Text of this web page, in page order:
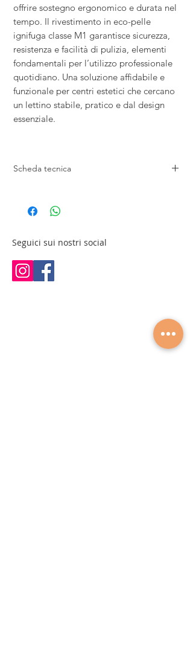
offrire sostegno ergonomico e durata nel
tempo. Il rivestimento in eco-pelle
ignifuga classe M1 garantisce sicurezza,
resistenza e facilità di pulizia, elementi
fondamentali per l’utilizzo professionale
quotidiano. Una soluzione affidabile e
funzionale per centri estetici che cercano
un lettino stabile, pratico e dal design
essenziale.
Scheda tecnica
Altezza: 82 cm
Seguici sui nostri social